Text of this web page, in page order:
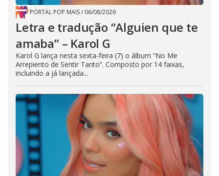
PORTAL POP MAIS/ 06/08/2026
Letra e tradução “Alguien que te
amaba” – Karol G
Karol G lança nesta sexta-feira (7) o álbum “No Me
Arrepiento de Sentir Tanto”. Composto por 14 faixas,
incluindo a já lançada...